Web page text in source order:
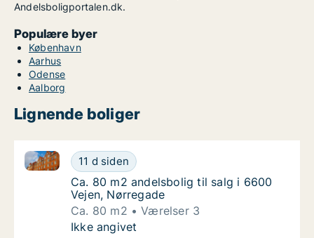
Andelsboligportalen.dk.
Populære byer
København
Aarhus
Odense
Aalborg
Lignende boliger
Ca. 80 m2 andelsbolig til salg i 6600 Vejen,
11 d siden
Ca. 80 m2 andelsbolig til salg i 6600 Vejen,
Ca. 80 m2 andelsbolig til salg i 6600 Vejen,
Ca. 80 m2 andelsbolig til salg i 6600
Vejen, Nørregade
Ca. 80 m2
Værelser 3
Ca. 80 m2 andelsbolig til salg i 6600 Vejen,
Ikke angivet